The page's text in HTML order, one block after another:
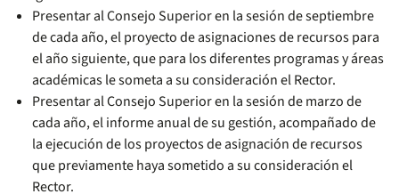
Presentar al Consejo Superior en la sesión de septiembre
de cada año, el proyecto de asignaciones de recursos para
el año siguiente, que para los diferentes programas y áreas
académicas le someta a su consideración el Rector.
Presentar al Consejo Superior en la sesión de marzo de
cada año, el informe anual de su gestión, acompañado de
la ejecución de los proyectos de asignación de recursos
que previamente haya sometido a su consideración el
Rector.